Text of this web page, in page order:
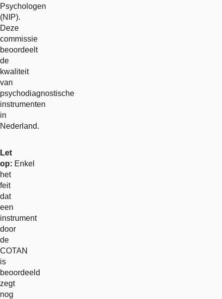
Psychologen
(NIP).
Deze
commissie
beoordeelt
de
kwaliteit
van
psychodiagnostische
instrumenten
in
Nederland.
Let
op: Enkel
het
feit
dat
een
instrument
door
de
COTAN
is
beoordeeld
zegt
nog